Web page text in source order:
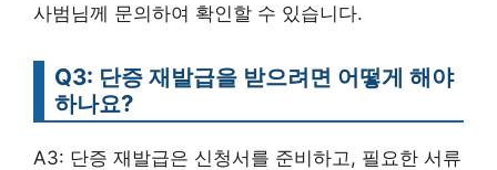
사범님께 문의하여 확인할 수 있습니다.
Q3: 단증 재발급을 받으려면 어떻게 해야
하나요?
A3: 단증 재발급은 신청서를 준비하고, 필요한 서류